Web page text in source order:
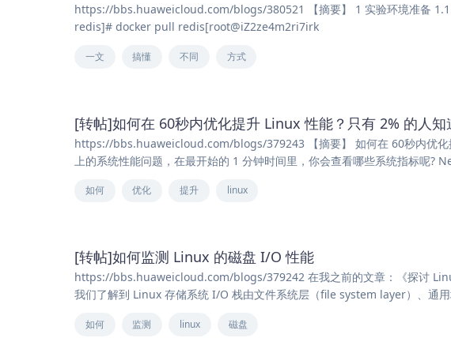
https://bbs.huaweicloud.com/blogs/380521 【摘要】 1 实验环境准备
redis]# docker pull redis[root@iZ2ze4m2ri7irk
一文 搞懂 不同 方式
[转帖]如何在 60秒内优化提升 Linux 性能？只有 2% 的人
https://bbs.huaweicloud.com/blogs/379243 【摘要】 如何在 60秒内优
上的系统性能问题，在最开始的 1 分钟时间里，你会查看哪些系统指标呢?
如何 优化 提升 linux
[转帖]如何监测 Linux 的磁盘 I/O 性能
https://bbs.huaweicloud.com/blogs/379242 在我之前的文章：《探讨
我们了解到 Linux 存储系统 I/O 栈由文件系统层（file system layer）、通
如何 监测 linux 磁盘